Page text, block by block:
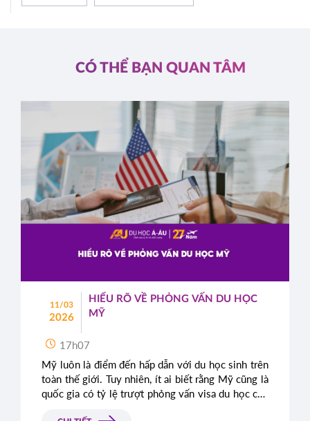
CÓ THỂ BẠN QUAN TÂM
11/03
2026
HIỂU RÕ VỀ PHỎNG VẤN DU HỌC
MỸ
17h07
Mỹ luôn là điểm đến hấp dẫn với du học sinh trên
toàn thế giới. Tuy nhiên, ít ai biết rằng Mỹ cũng là
quốc gia có tỷ lệ trượt phỏng vấn visa du học cao